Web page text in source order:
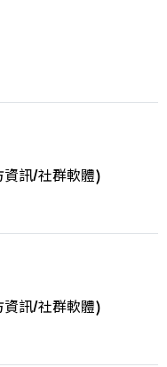
資訊/社群軟體)
資訊/社群軟體)